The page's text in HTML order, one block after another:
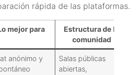
rápida de las plataformas.
mejor para
Estructura de la
comunidad
anónimo y
Salas públicas
abiertas,